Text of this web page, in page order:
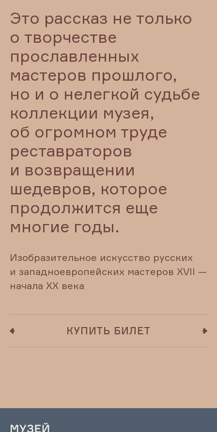
Это рассказ не только
о творчестве
прославленных
мастеров прошлого,
но и о нелегкой судьбе
коллекции музея,
об огромном труде
реставраторов
и возвращении
шедевров, которое
продолжится еще
многие годы.
Изобразительное искусство русских
и западноевропейских мастеров XVII —
начала XX века
КУПИТЬ БИЛЕТ